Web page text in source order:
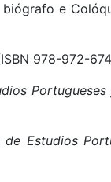
e
978-972-
de Estudios